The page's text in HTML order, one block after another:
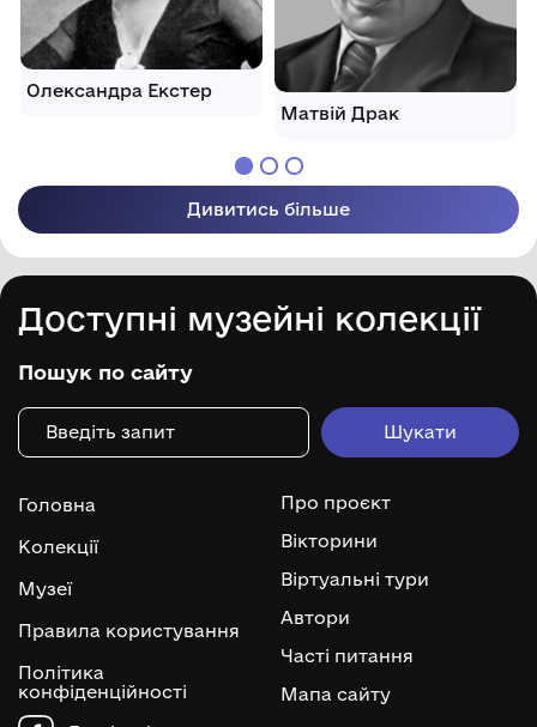
Олександра Екстер
Матвій Драк
Дивитись більше
Доступні музейні колекції
Пошук по сайту
Головна
Колекції
Музеї
Правила користування
Політика
конфіденційності
Про проєкт
Вікторини
Віртуальні тури
Автори
Часті питання
Мапа сайту